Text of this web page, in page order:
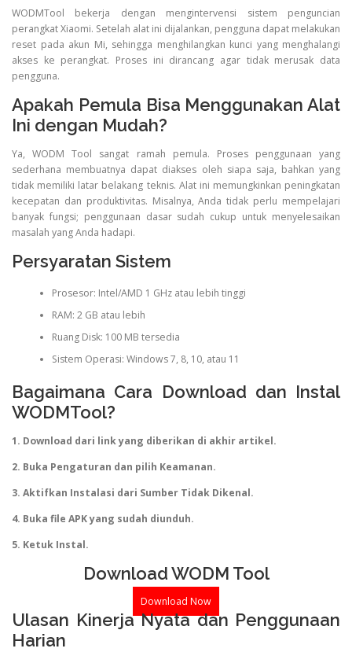
WODMTool bekerja dengan mengintervensi sistem penguncian
perangkat Xiaomi. Setelah alat ini dijalankan, pengguna dapat melakukan
reset pada akun Mi, sehingga menghilangkan kunci yang menghalangi
akses ke perangkat. Proses ini dirancang agar tidak merusak data
pengguna.
Apakah Pemula Bisa Menggunakan Alat
Ini dengan Mudah?
Ya, WODM Tool sangat ramah pemula. Proses penggunaan yang
sederhana membuatnya dapat diakses oleh siapa saja, bahkan yang
tidak memiliki latar belakang teknis. Alat ini memungkinkan peningkatan
kecepatan dan produktivitas. Misalnya, Anda tidak perlu mempelajari
banyak fungsi; penggunaan dasar sudah cukup untuk menyelesaikan
masalah yang Anda hadapi.
Persyaratan Sistem
Prosesor: Intel/AMD 1 GHz atau lebih tinggi
RAM: 2 GB atau lebih
Ruang Disk: 100 MB tersedia
Sistem Operasi: Windows 7, 8, 10, atau 11
Bagaimana Cara Download dan Instal
WODMTool?
1. Download dari link yang diberikan di akhir artikel.
2. Buka Pengaturan dan pilih Keamanan.
3. Aktifkan Instalasi dari Sumber Tidak Dikenal.
4. Buka file APK yang sudah diunduh.
5. Ketuk Instal.
Download WODM Tool
Download Now
Ulasan Kinerja Nyata dan Penggunaan
Harian